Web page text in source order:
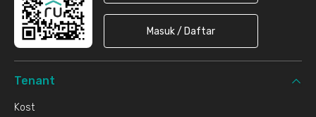
Masuk / Daftar
Tenant
Kost